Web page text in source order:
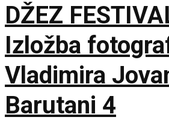
DŽEZ
Izložba
Vladimira
Barutani 4